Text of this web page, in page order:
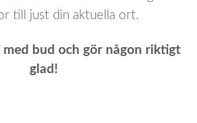
till just din aktuella ort.
med bud och gör någon riktigt
glad!